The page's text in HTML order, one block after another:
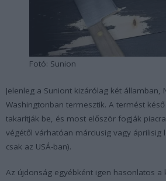
Fotó: Sunion
Jelenleg a Suniont kizárólag két államban,
Washingtonban termesztik. A termést
takarítják be, és most először fogják
végétől várhatóan márciusig vagy áprilisig
csak az USÁ-ban).
Az újdonság egyébként igen hasonlatos a